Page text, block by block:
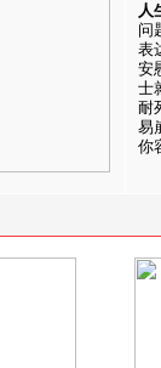
人
问
表
安
士
耐
易
你